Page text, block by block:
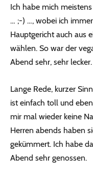
Ich habe mich
… ;-) …, wobei ich
Hauptgericht auch aus
wählen. So war der
Abend sehr, sehr lecker.
Lange Rede, kurzer
ist einfach toll und
mir mal wieder keine
Herren abends haben
gekümmert. Ich habe
Abend sehr genossen.